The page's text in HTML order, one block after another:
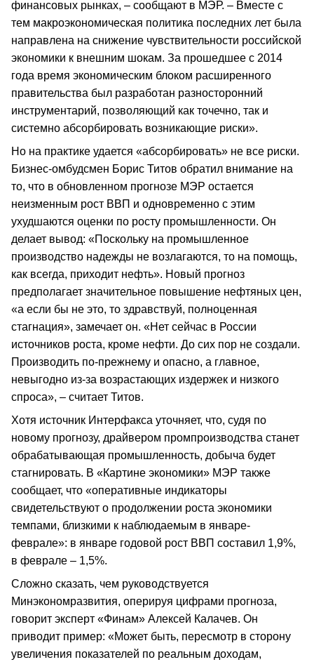
финансовых рынках, – сообщают в МЭР. – Вместе с
тем макроэкономическая политика последних лет была
направлена на снижение чувствительности российской
экономики к внешним шокам. За прошедшее с 2014
года время экономическим блоком расширенного
правительства был разработан разносторонний
инструментарий, позволяющий как точечно, так и
системно абсорбировать возникающие риски».
Но на практике удается «абсорбировать» не все риски.
Бизнес-омбудсмен Борис Титов обратил внимание на
то, что в обновленном прогнозе МЭР остается
неизменным рост ВВП и одновременно с этим
ухудшаются оценки по росту промышленности. Он
делает вывод: «Поскольку на промышленное
производство надежды не возлагаются, то на помощь,
как всегда, приходит нефть». Новый прогноз
предполагает значительное повышение нефтяных цен,
«а если бы не это, то здравствуй, полноценная
стагнация», замечает он. «Нет сейчас в России
источников роста, кроме нефти. До сих пор не создали.
Производить по-прежнему и опасно, а главное,
невыгодно из-за возрастающих издержек и низкого
спроса», – считает Титов.
Хотя источник Интерфакса уточняет, что, судя по
новому прогнозу, драйвером промпроизводства станет
обрабатывающая промышленность, добыча будет
стагнировать. В «Картине экономики» МЭР также
сообщает, что «оперативные индикаторы
свидетельствуют о продолжении роста экономики
темпами, близкими к наблюдаемым в январе-
феврале»: в январе годовой рост ВВП составил 1,9%,
в феврале – 1,5%.
Сложно сказать, чем руководствуется
Минэкономразвития, оперируя цифрами прогноза,
говорит эксперт «Финам» Алексей Калачев. Он
приводит пример: «Может быть, пересмотр в сторону
увеличения показателей по реальным доходам,